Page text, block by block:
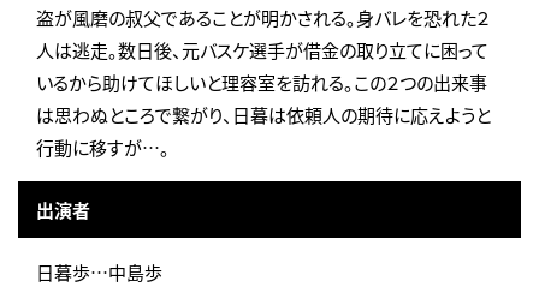
盗が風磨の叔父であることが明かされる。身バレを恐れた２
人は逃走。数日後、元バスケ選手が借金の取り立てに困って
いるから助けてほしいと理容室を訪れる。この２つの出来事
は思わぬところで繋がり、日暮は依頼人の期待に応えようと
行動に移すが…。
出演者
日暮歩…中島歩